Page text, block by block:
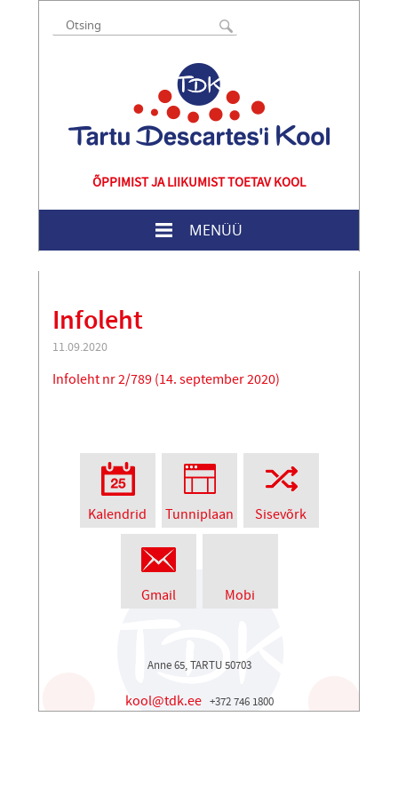
ÕPPIMIST JA LIIKUMIST TOETAV KOOL
MENÜÜ
Infoleht
11.09.2020
Infoleht nr 2/789 (14. september 2020)
Kalendrid Tunniplaan Sisevõrk
Gmail Mobi
Anne 65, TARTU 50703
kool@tdk.ee +372 746 1800